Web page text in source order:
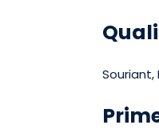
Souriant,